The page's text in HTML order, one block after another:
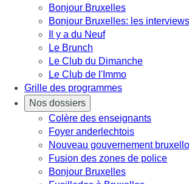
Bonjour Bruxelles
Bonjour Bruxelles: les interviews
Il y a du Neuf
Le Brunch
Le Club du Dimanche
Le Club de l'Immo
Grille des programmes
Nos dossiers
Colère des enseignants
Foyer anderlechtois
Nouveau gouvernement
Fusion des zones de police
Bonjour Bruxelles